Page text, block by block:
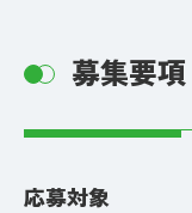
募集要項
応募対象